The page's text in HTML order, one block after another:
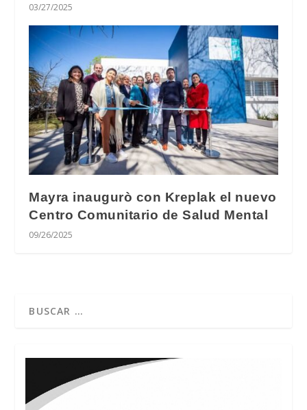
03/27/2025
Mayra inaugurò con Kreplak el nuevo
Centro Comunitario de Salud Mental
09/26/2025